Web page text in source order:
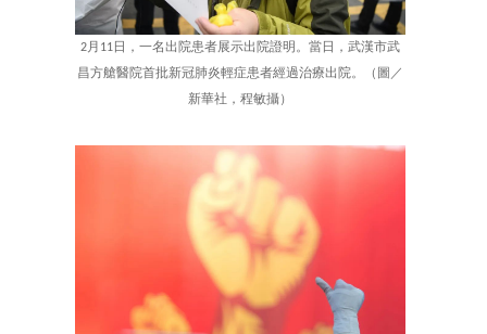
2月11日，一名出院患者展示出院證明。當日，武漢市武
昌方艙醫院首批新冠肺炎輕症患者經過治療出院。（圖／
新華社，程敏攝）